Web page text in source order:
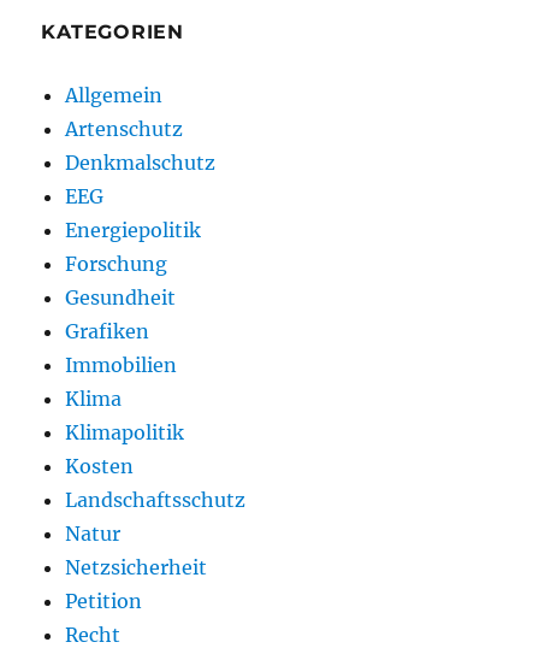
KATEGORIEN
Allgemein
Artenschutz
Denkmalschutz
EEG
Energiepolitik
Forschung
Gesundheit
Grafiken
Immobilien
Klima
Klimapolitik
Kosten
Landschaftsschutz
Natur
Netzsicherheit
Petition
Recht